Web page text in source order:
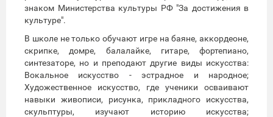
знаком Министерства культуры РФ "За достижения в
культуре".
В школе не только обучают игре на баяне, аккордеоне,
скрипке, домре, балалайке, гитаре, фортепиано,
синтезаторе, но и преподают другие виды искусства:
Вокальное искусство - эстрадное и народное;
Художественное искусство, где ученики осваивают
навыки живописи, рисунка, прикладного искусства,
скульптуры, изучают историю искусства;